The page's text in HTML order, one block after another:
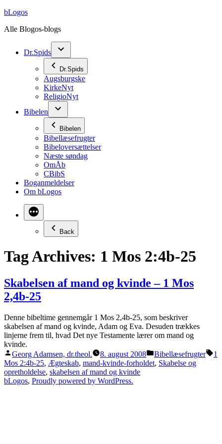
Videre
indhold
bLogos
Alle Blogos-blogs
Dr.Spids
Dr.Spids
Augsburgske
KirkeNyt
ReligioNyt
Bibelen
Bibelen
Bibellæsefrugter
Bibeloversættelser
Næste søndag
OmÅb
CBibS
Boganmeldelser
Om bLogos
Back
Tag Archives: 1 Mos 2:4b-25
Skabelsen af mand og kvinde – 1 Mos
2,4b-25
Denne bibeltime gennemgår 1 Mos 2,4b-25, som beskriver
skabelsen af mand og kvinde, Adam og Eva. Desuden trækkes
linjerne frem til, hvad Det nye Testamente lærer om mand og
kvinde.
Posted
by
Georg Adamsen, dr.theol. 8. august 2008
Posted
in
Bibellæsefrugter
1
Mos 2:4b-25, Ægteskab, mand-kvinde-forholdet, Skabelse og
opretholdelse, skabelsen af mand og kvinde
bLogos, Proudly powered by WordPress.